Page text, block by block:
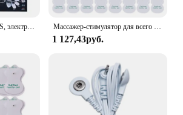
1 127,43руб.